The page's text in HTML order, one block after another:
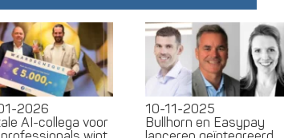
2026
AI-collega voor
10-11-2025
Bullhorn en Easypay